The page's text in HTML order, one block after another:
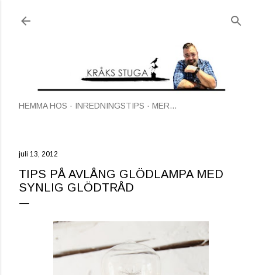
HEMMA HOS INREDNINGSTIPS MER…
juli 13, 2012
TIPS PÅ AVLÅNG GLÖDLAMPA MED
SYNLIG GLÖDTRÅD